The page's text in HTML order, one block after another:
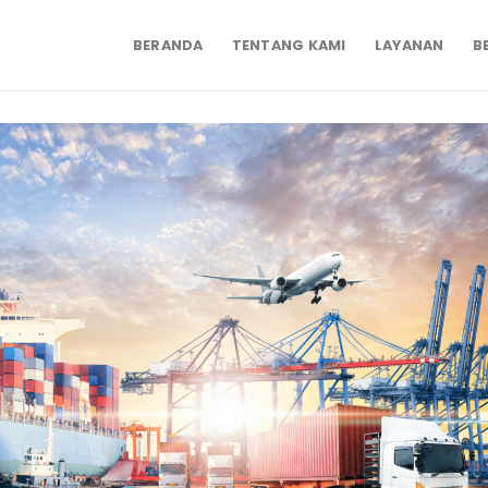
BERANDA TENTANG KAMI LAYANAN